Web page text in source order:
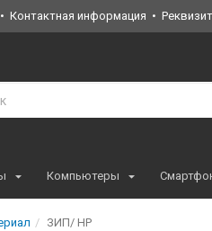
Контактная информация
Компьютеры
ЗИП/ HP